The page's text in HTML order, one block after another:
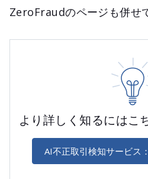
ZeroFraudのページも併せ
より詳しく知るにはこ
AI不正取引検知サービス